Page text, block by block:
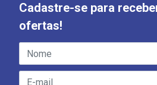
Cadastre-se para
ofertas!